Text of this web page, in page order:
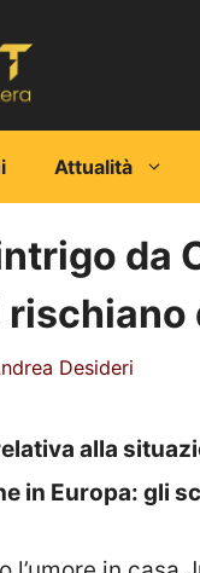
Attualità
da
Desideri
alla
in Europa: gli